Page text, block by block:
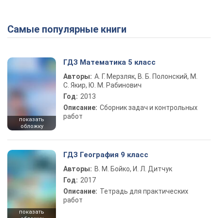
Самые популярные книги
показать
обложку
ГДЗ Математика 5 класс
Авторы: А. Г. Мерзляк, В. Б. Полонский, М.
С. Якир, Ю. М. Рабинович
Год: 2013
Описание: Сборник задач и контрольных
работ
показать
ГДЗ География 9 класс
Авторы: В. М. Бойко, И. Л. Дитчук
Год: 2017
Описание: Тетрадь для практических
работ